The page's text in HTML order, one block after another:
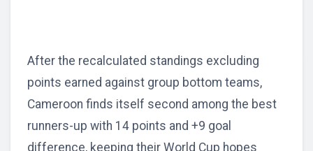
After the recalculated standings excluding
points earned against group bottom teams,
Cameroon finds itself second among the best
runners-up with 14 points and +9 goal
difference, keeping their World Cup hopes